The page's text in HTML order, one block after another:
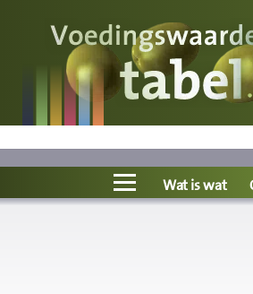
Voedingswaarde
Wat is wat?
Ons voedsel
Wat is wat